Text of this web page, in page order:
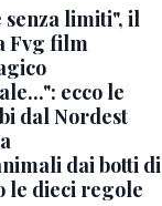
limiti", il
Fvg film
ecco le
dal Nordest
dai botti di
le dieci regole